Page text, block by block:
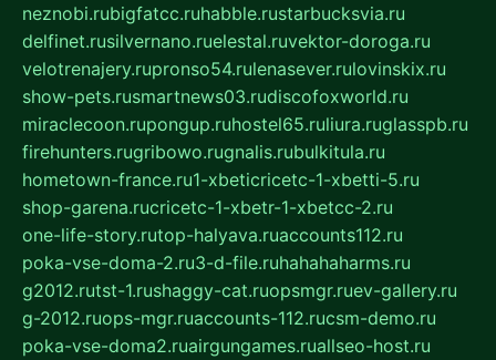
neznobi.rubigfatcc.ruhabble.rustarbucksvia.ru
delfinet.rusilvernano.ruelestal.ruvektor-doroga.ru
velotrenajery.rupronso54.rulenasever.rulovinskix.ru
show-pets.rusmartnews03.rudiscofoxworld.ru
miraclecoon.rupongup.ruhostel65.ruliura.ruglasspb.ru
firehunters.rugribowo.rugnalis.rubulkitula.ru
hometown-france.ru1-xbeticricetc-1-xbetti-5.ru
shop-garena.rucricetc-1-xbetr-1-xbetcc-2.ru
one-life-story.rutop-halyava.ruaccounts112.ru
poka-vse-doma-2.ru3-d-file.ruhahahaharms.ru
g2012.rutst-1.rushaggy-cat.ruopsmgr.ruev-gallery.ru
g-2012.ruops-mgr.ruaccounts-112.rucsm-demo.ru
poka-vse-doma2.ruairgungames.ruallseo-host.ru